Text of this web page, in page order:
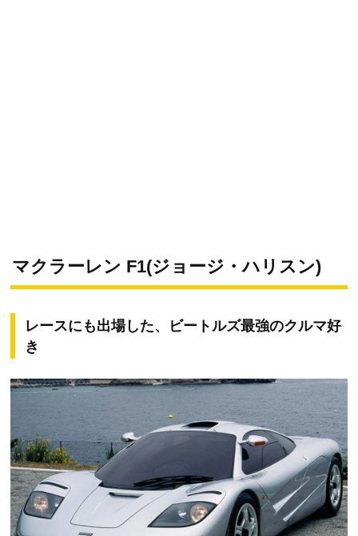
マクラーレン F1(ジョージ・ハリスン)
レースにも出場した、ビートルズ最強のクルマ好
き